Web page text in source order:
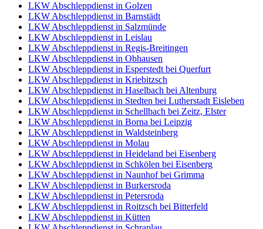
LKW Abschleppdienst in Golzen
LKW Abschleppdienst in Barnstädt
LKW Abschleppdienst in Salzmünde
LKW Abschleppdienst in Leislau
LKW Abschleppdienst in Regis-Breitingen
LKW Abschleppdienst in Obhausen
LKW Abschleppdienst in Esperstedt bei Querfurt
LKW Abschleppdienst in Kriebitzsch
LKW Abschleppdienst in Haselbach bei Altenburg
LKW Abschleppdienst in Stedten bei Lutherstadt Eisleben
LKW Abschleppdienst in Schellbach bei Zeitz, Elster
LKW Abschleppdienst in Borna bei Leipzig
LKW Abschleppdienst in Waldsteinberg
LKW Abschleppdienst in Molau
LKW Abschleppdienst in Heideland bei Eisenberg
LKW Abschleppdienst in Schkölen bei Eisenberg
LKW Abschleppdienst in Naunhof bei Grimma
LKW Abschleppdienst in Burkersroda
LKW Abschleppdienst in Petersroda
LKW Abschleppdienst in Roitzsch bei Bitterfeld
LKW Abschleppdienst in Kütten